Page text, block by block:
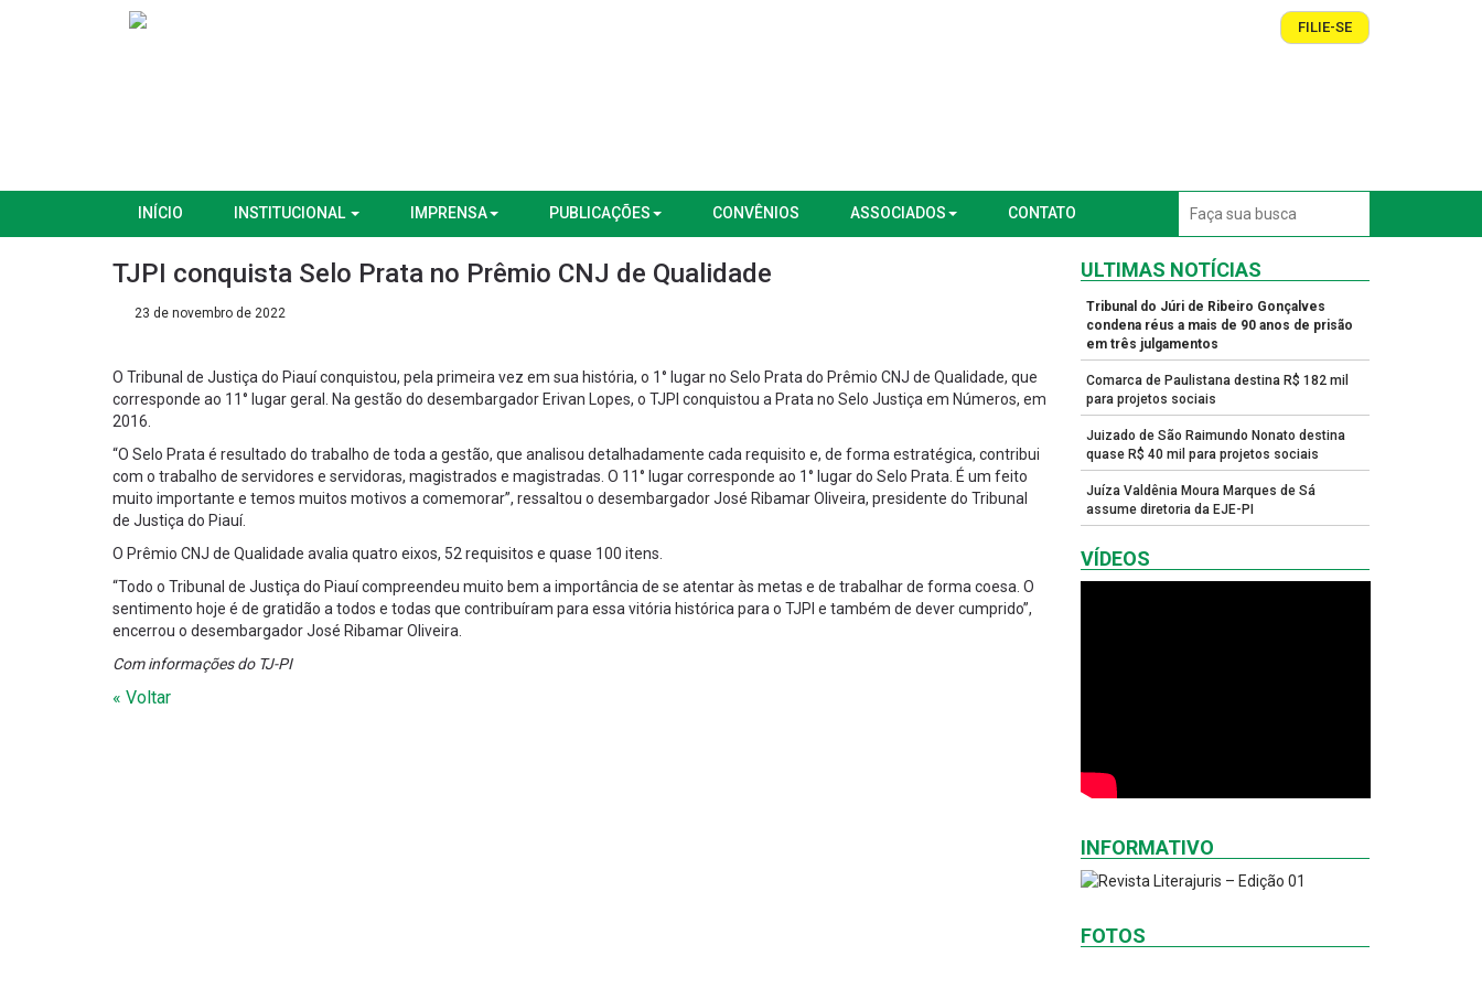
FILIE-SE
INÍCIO INSTITUCIONAL IMPRENSA PUBLICAÇÕES CONVÊNIOS ASSOCIADOS CONTATO
TJPI conquista Selo Prata no Prêmio CNJ de Qualidade
23 de novembro de 2022
O Tribunal de Justiça do Piauí conquistou, pela primeira vez em sua história, o 1° lugar no Selo Prata do Prêmio CNJ de Qualidade, que
corresponde ao 11° lugar geral. Na gestão do desembargador Erivan Lopes, o TJPI conquistou a Prata no Selo Justiça em Números, em
2016.
“O Selo Prata é resultado do trabalho de toda a gestão, que analisou detalhadamente cada requisito e, de forma estratégica, contribui
com o trabalho de servidores e servidoras, magistrados e magistradas. O 11° lugar corresponde ao 1° lugar do Selo Prata. É um feito
muito importante e temos muitos motivos a comemorar”, ressaltou o desembargador José Ribamar Oliveira, presidente do Tribunal
de Justiça do Piauí.
O Prêmio CNJ de Qualidade avalia quatro eixos, 52 requisitos e quase 100 itens.
“Todo o Tribunal de Justiça do Piauí compreendeu muito bem a importância de se atentar às metas e de trabalhar de forma coesa. O
sentimento hoje é de gratidão a todos e todas que contribuíram para essa vitória histórica para o TJPI e também de dever cumprido”,
encerrou o desembargador José Ribamar Oliveira.
Com informações do TJ-PI
« Voltar
ULTIMAS NOTÍCIAS
Tribunal do Júri de Ribeiro Gonçalves
condena réus a mais de 90 anos de prisão
em três julgamentos
Comarca de Paulistana destina R$ 182 mil
para projetos sociais
Juizado de São Raimundo Nonato destina
quase R$ 40 mil para projetos sociais
Juíza Valdênia Moura Marques de Sá
assume diretoria da EJE-PI
VÍDEOS
INFORMATIVO
FOTOS